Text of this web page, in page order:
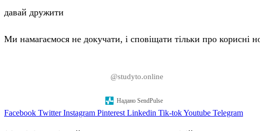
давай дружити
Ми намагаємося не докучати, і сповіщати тільки про корисні
Надано SendPulse
Facebook Twitter Instagram Pinterest Linkedin Tik-tokYoutube Telegram